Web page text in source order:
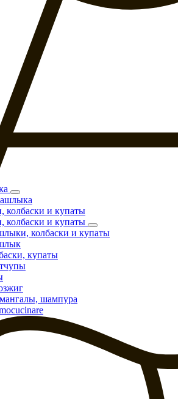
и купаты
и купаты
колбаски и купаты
купаты
шампура